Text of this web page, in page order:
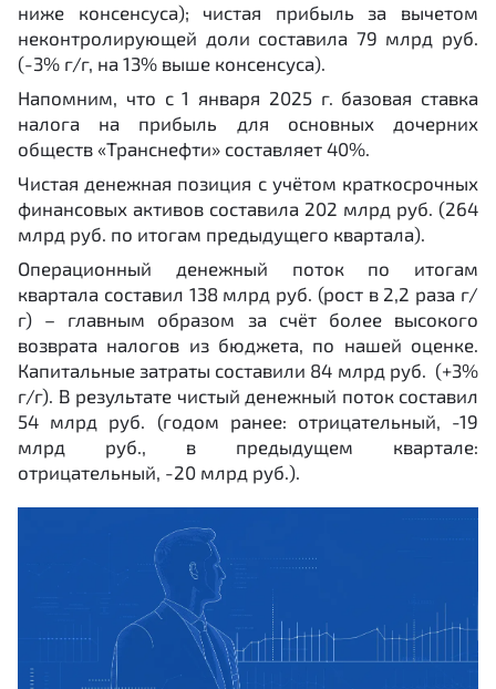
ниже консенсуса); чистая прибыль за вычетом
неконтролирующей доли составила 79 млрд руб.
(-3% г/г, на 13% выше консенсуса).
Напомним, что с 1 января 2025 г. базовая ставка
налога на прибыль для основных дочерних
обществ «Транснефти» составляет 40%.
Чистая денежная позиция с учётом краткосрочных
финансовых активов составила 202 млрд руб. (264
млрд руб. по итогам предыдущего квартала).
Операционный денежный поток по итогам
квартала составил 138 млрд руб. (рост в 2,2 раза г/
г) – главным образом за счёт более высокого
возврата налогов из бюджета, по нашей оценке.
Капитальные затраты составили 84 млрд руб. (+3%
г/г). В результате чистый денежный поток составил
54 млрд руб. (годом ранее: отрицательный, -19
млрд руб., в предыдущем квартале:
отрицательный, -20 млрд руб.).